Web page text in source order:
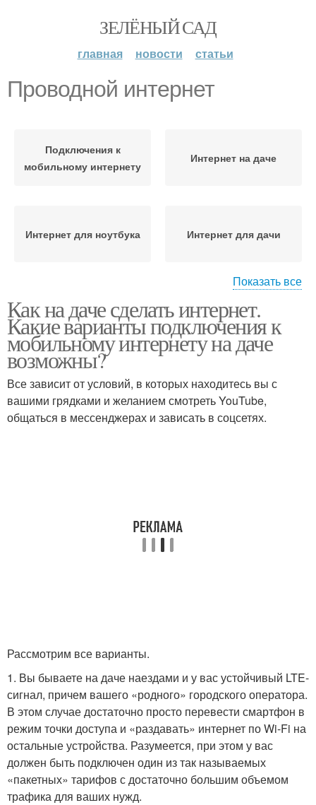
ЗЕЛЁНЫЙ САД
главная новости статьи
Проводной интернет
Подключения к
мобильному интернету
Интернет на даче
Интернет для ноутбука Интернет для дачи
Мобильный интернет Интернет на дачу
Спутниковый интернет
Показать все
Как на даче сделать интернет.
Какие варианты подключения к
мобильному интернету на даче
возможны?
Все зависит от условий, в которых находитесь вы с
вашими грядками и желанием смотреть YouTube,
общаться в мессенджерах и зависать в соцсетях.
Рассмотрим все варианты.
1. Вы бываете на даче наездами и у вас устойчивый LTE-
сигнал, причем вашего «родного» городского оператора.
В этом случае достаточно просто перевести смартфон в
режим точки доступа и «раздавать» интернет по Wi-Fi на
остальные устройства. Разумеется, при этом у вас
должен быть подключен один из так называемых
«пакетных» тарифов с достаточно большим объемом
трафика для ваших нужд.